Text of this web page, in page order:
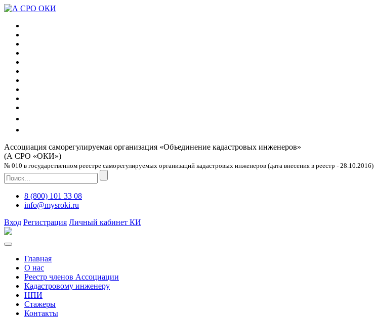
Ассоциация саморегулируемая организация «Объединение кадастровых инженеров»
(А СРО «ОКИ»)
№ 010 в государственном реестре саморегулируемых организаций кадастровых инженеров (дата внесения в реестр - 28.10.2016)
8 (800) 101 33 08
info@mysroki.ru
Вход Регистрация Личный кабинет КИ
Главная
О нас
Реестр членов Ассоциации
Кадастровому инженеру
НПИ
Стажеры
Контакты